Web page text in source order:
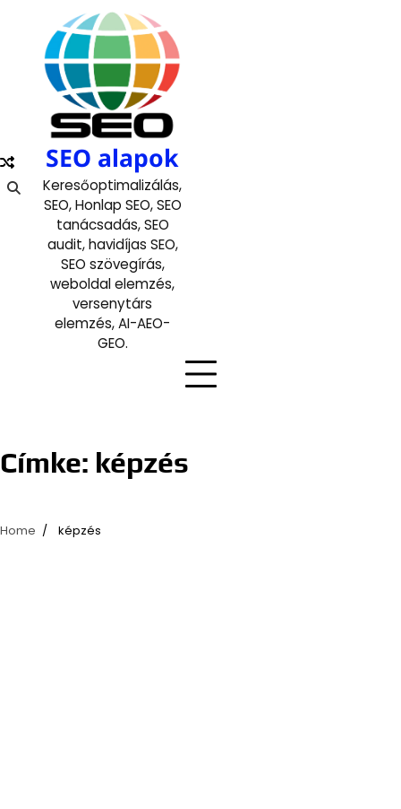
content
SEO alapok
Keresőoptimalizálás,
SEO, Honlap SEO, SEO
tanácsadás, SEO
audit, havidíjas SEO,
SEO szövegírás,
weboldal elemzés,
versenytárs
elemzés, AI-AEO-
GEO.
Címke: képzés
Home képzés